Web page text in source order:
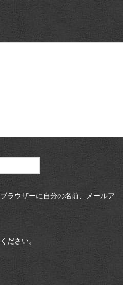
ラウザーに自分の名前、メールア
ださい。